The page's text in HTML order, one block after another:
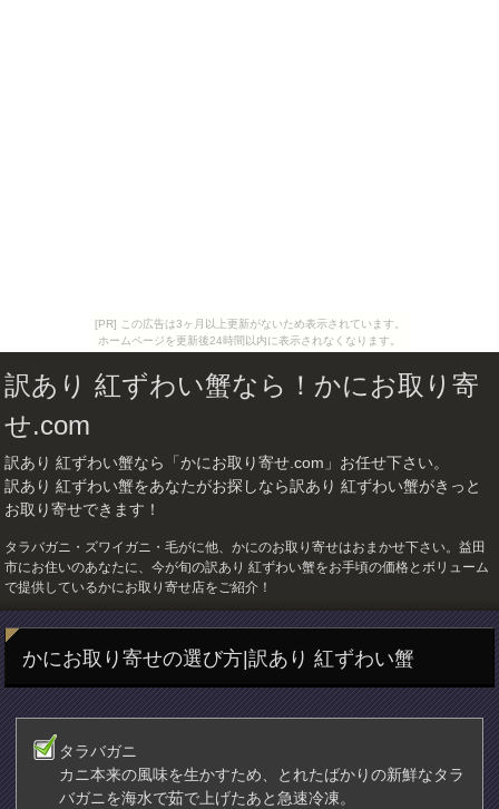
[PR] この広告は3ヶ月以上更新がないため表示されています。
ホームページを更新後24時間以内に表示されなくなります。
訳あり 紅ずわい蟹なら！かにお取り寄
せ.com
訳あり 紅ずわい蟹なら「かにお取り寄せ.com」お任せ下さい。
訳あり 紅ずわい蟹をあなたがお探しなら訳あり 紅ずわい蟹がきっと
お取り寄せできます！
タラバガニ・ズワイガニ・毛がに他、かにのお取り寄せはおまかせ下さい。益田
市にお住いのあなたに、今が旬の訳あり 紅ずわい蟹をお手頃の価格とボリューム
で提供しているかにお取り寄せ店をご紹介！
かにお取り寄せの選び方|訳あり 紅ずわい蟹
タラバガニ
カニ本来の風味を生かすため、とれたばかりの新鮮なタラ
バガニを海水で茹で上げたあと急速冷凍。